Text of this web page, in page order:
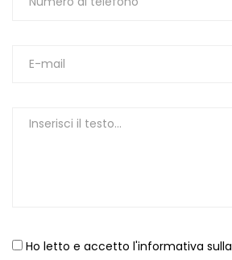
Ho letto e accetto l'informativa sulla